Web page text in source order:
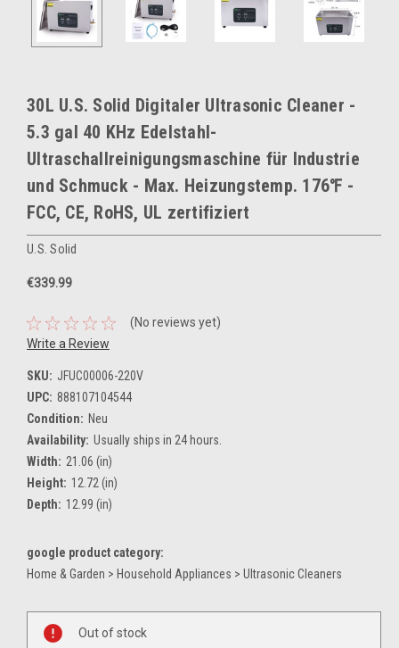
30L U.S. Solid Digitaler Ultrasonic Cleaner -
5.3 gal 40 KHz Edelstahl-
Ultraschallreinigungsmaschine für Industrie
und Schmuck - Max. Heizungstemp. 176℉ -
FCC, CE, RoHS, UL zertifiziert
U.S. Solid
€339.99
(No reviews yet)
Write a Review
SKU: JFUC00006-220V
UPC: 888107104544
Condition: Neu
Availability: Usually ships in 24 hours.
Width: 21.06 (in)
Height: 12.72 (in)
Depth: 12.99 (in)
google product category:
Home & Garden > Household Appliances > Ultrasonic Cleaners
Current
Stock:
Out of stock